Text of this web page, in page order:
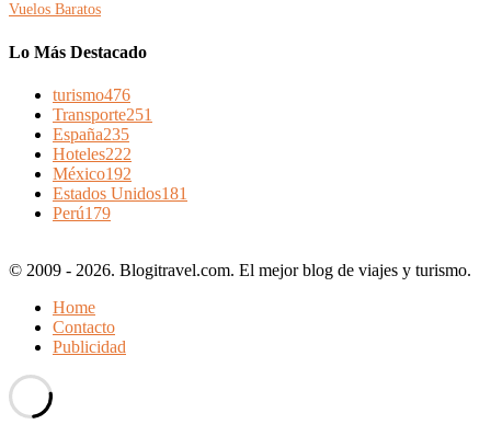
Vuelos Baratos
Lo Más Destacado
turismo476
Transporte251
España235
Hoteles222
México192
Estados Unidos181
Perú179
© 2009 - 2026. Blogitravel.com. El mejor blog de viajes y turismo.
Home
Contacto
Publicidad